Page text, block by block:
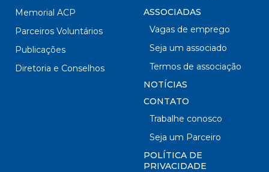
Memorial ACP
Parceiros Voluntários
Publicações
Diretoria e Conselhos
ASSOCIADAS
Vagas de emprego
Seja um associado
Termos de associação
NOTÍCIAS
CONTATO
Trabalhe conosco
Seja um Parceiro
POLÍTICA DE
PRIVACIDADE